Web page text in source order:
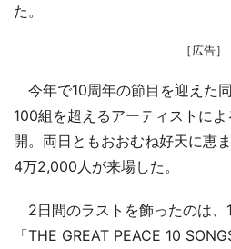
た。
［広告］
今年で10周年の節目を迎えた
100組を超えるアーティストに
開。両日ともおおむね好天に恵
4万2,000人が来場した。
2日間のラストを飾ったのは、
「THE GREAT PEACE 10